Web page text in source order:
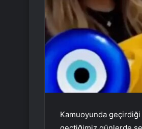
Kamuoyunda